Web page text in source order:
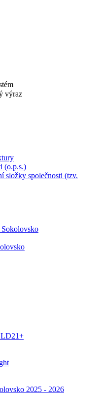
výraz
(o.p.s.)
složky společnosti (tzv.
2025 - 2026